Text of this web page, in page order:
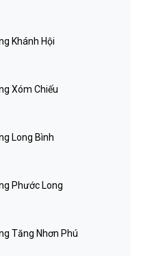
Khánh Hội
Xóm Chiếu
Long Bình
Phước Long
Tăng Nhơn Phú